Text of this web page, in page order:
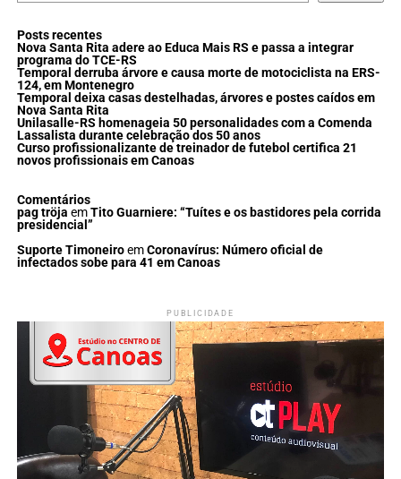
Posts recentes
Nova Santa Rita adere ao Educa Mais RS e passa a integrar
programa do TCE-RS
Temporal derruba árvore e causa morte de motociclista na ERS-
124, em Montenegro
Temporal deixa casas destelhadas, árvores e postes caídos em
Nova Santa Rita
Unilasalle-RS homenageia 50 personalidades com a Comenda
Lassalista durante celebração dos 50 anos
Curso profissionalizante de treinador de futebol certifica 21
novos profissionais em Canoas
Comentários
pag tröja emTito Guarniere: “Tuítes e os bastidores pela corrida
presidencial”
Suporte TimoneiroemCoronavírus: Número oficial de
infectados sobe para 41 em Canoas
PUBLICIDADE